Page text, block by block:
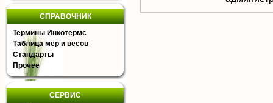
СПРАВОЧНИК
Термины Инкотермс
Таблица мер и весов
Стандарты
Прочее
СЕРВИС